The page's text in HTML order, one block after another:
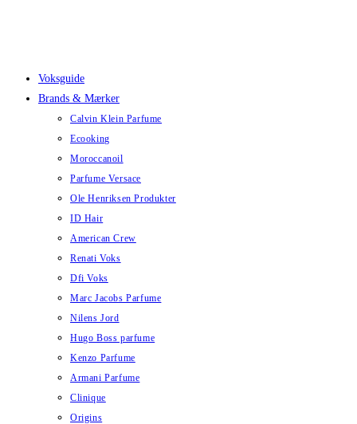
Voksguide
Brands & Mærker
Calvin Klein Parfume
Ecooking
Moroccanoil
Parfume Versace
Ole Henriksen Produkter
ID Hair
American Crew
Renati Voks
Dfi Voks
Marc Jacobs Parfume
Nilens Jord
Hugo Boss parfume
Kenzo Parfume
Armani Parfume
Clinique
Origins